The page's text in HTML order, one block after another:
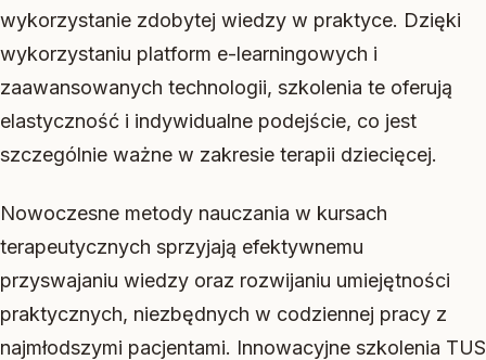
wykorzystanie zdobytej wiedzy w praktyce. Dzięki
wykorzystaniu platform e-learningowych i
zaawansowanych technologii, szkolenia te oferują
elastyczność i indywidualne podejście, co jest
szczególnie ważne w zakresie terapii dziecięcej.
Nowoczesne metody nauczania w kursach
terapeutycznych sprzyjają efektywnemu
przyswajaniu wiedzy oraz rozwijaniu umiejętności
praktycznych, niezbędnych w codziennej pracy z
najmłodszymi pacjentami. Innowacyjne szkolenia TUS